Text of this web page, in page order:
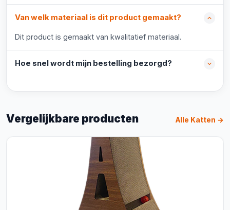
Van welk materiaal is dit product gemaakt?
Dit product is gemaakt van kwalitatief materiaal.
Hoe snel wordt mijn bestelling bezorgd?
Vergelijkbare producten Alle Katten →